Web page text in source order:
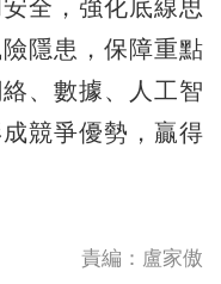
全，強化底線思
隱患，保障重點
、數據、人工智
競爭優勢，贏得
責編：盧家傲